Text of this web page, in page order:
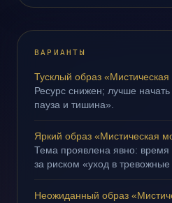
ВАРИАНТЫ
Тусклый образ
Ресурс снижен; лучше начать
пауза и тишина».
Яркий образ «Мистическая
Тема проявлена явно: время
за риском «уход в тревожные
Неожиданный образ